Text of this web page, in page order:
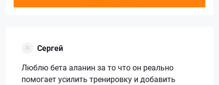
Сергей
Люблю бета аланин за то что он реально
помогает усилить тренировку и добавить